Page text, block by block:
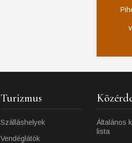
Turizmus
Szálláshelyek
Vendéglátók
Általános
lista